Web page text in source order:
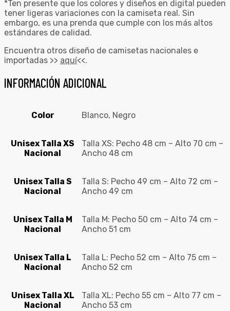
*Ten presente que los colores y diseños en digital pueden
tener ligeras variaciones con la camiseta real. Sin
embargo, es una prenda que cumple con los más altos
estándares de calidad.
Encuentra otros diseño de camisetas nacionales e
importadas >> aquí<<.
INFORMACIÓN ADICIONAL
Color Blanco, Negro
Unisex Talla XS
Nacional
Talla XS: Pecho 48 cm – Alto 70 cm –
Ancho 48 cm
Unisex Talla S
Nacional
Talla S: Pecho 49 cm – Alto 72 cm –
Ancho 49 cm
Unisex Talla M
Nacional
Talla M: Pecho 50 cm – Alto 74 cm –
Ancho 51 cm
Unisex Talla L
Nacional
Talla L: Pecho 52 cm – Alto 75 cm –
Ancho 52 cm
Unisex Talla XL
Nacional
Talla XL: Pecho 55 cm – Alto 77 cm –
Ancho 53 cm